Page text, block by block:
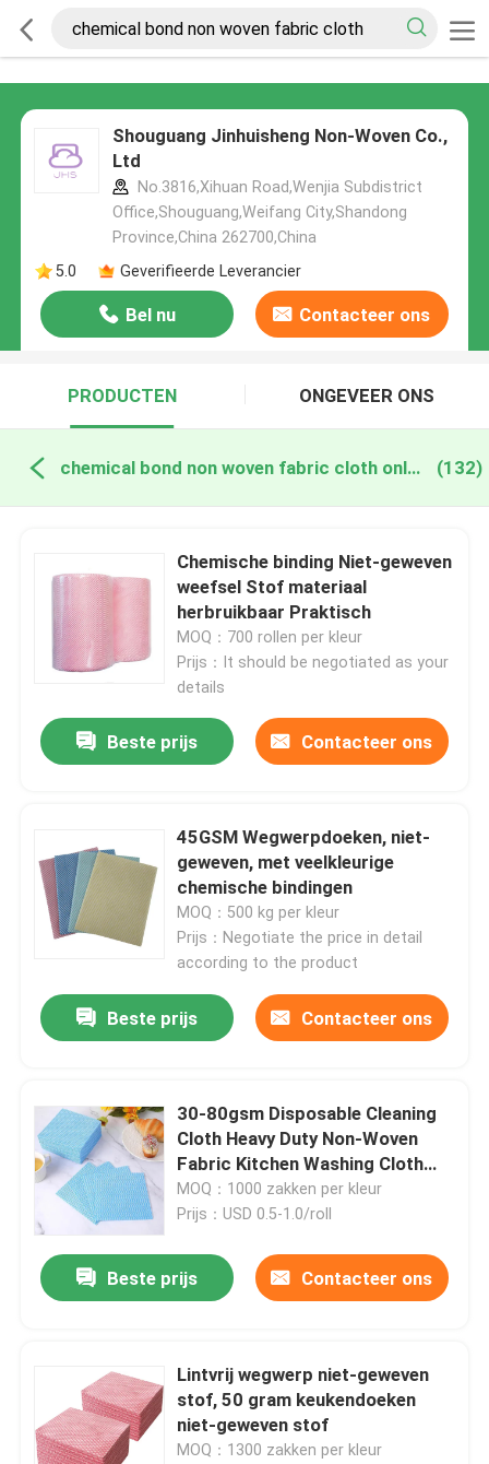
Shouguang Jinhuisheng Non-Woven Co.,
Ltd
No.3816,Xihuan Road,Wenjia Subdistrict
Office,Shouguang,Weifang City,Shandong
Province,China 262700,China
5.0
Geverifieerde Leverancier
Bel nu Contacteer ons
PRODUCTEN ONGEVEER ONS
chemical bond non woven fabric cloth online fabricage (132)
Chemische binding Niet-geweven
weefsel Stof materiaal
herbruikbaar Praktisch
MOQ：700 rollen per kleur
Prijs：It should be negotiated as your
details
Beste prijs Contacteer ons
45GSM Wegwerpdoeken, niet-
geweven, met veelkleurige
chemische bindingen
MOQ：500 kg per kleur
Prijs：Negotiate the price in detail
according to the product
Beste prijs Contacteer ons
30-80gsm Disposable Cleaning
Cloth Heavy Duty Non-Woven
Fabric Kitchen Washing Cloth
Multi-Use Absorbent Dish
Towels Blue Cleaning Rags
MOQ：1000 zakken per kleur
Prijs：USD 0.5-1.0/roll
Beste prijs Contacteer ons
Lintvrij wegwerp niet-geweven
stof, 50 gram keukendoeken
niet-geweven stof
MOQ：1300 zakken per kleur